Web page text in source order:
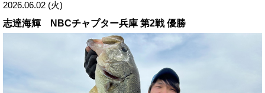
2026.06.02 (火)
志達海輝 NBCチャプター兵庫 第2戦 優勝